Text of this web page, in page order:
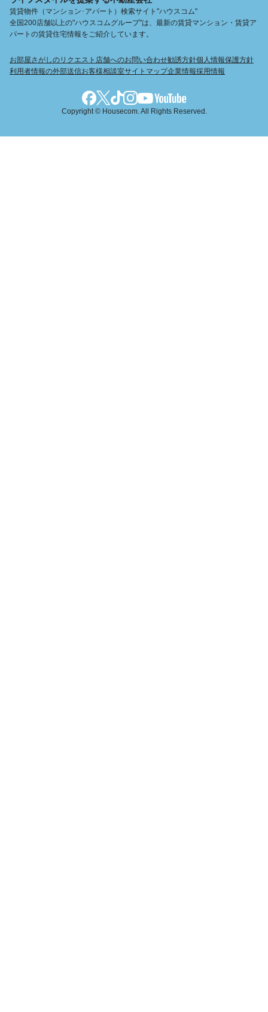
賃貸物件（マンション･アパート）検索サイト"ハウスコム"
全国200店舗以上の"ハウスコムグループ"は、最新の賃貸マンション・賃貸ア
パートの賃貸住宅情報をご紹介しています。
お部屋さがしのリクエスト 店舗へのお問い合わせ勧誘方針個人情報保護方針
利用者情報の外部送信お客様相談室サイトマップ企業情報採用情報
Copyright © Housecom. All Rights Reserved.